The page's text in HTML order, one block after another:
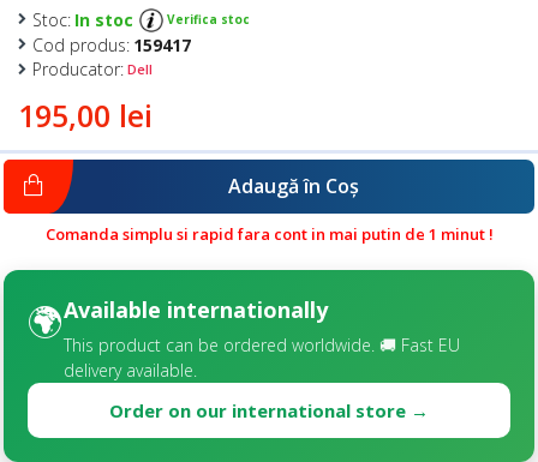
195,00 lei
Stoc: In stoc Verifica stoc
Cod produs: 159417
Producator: Dell
Adaugă în Coş
Comanda simplu si rapid fara cont in mai putin de 1 minut !
🌍Available internationally
This product can be ordered worldwide. 🚚 Fast EU
delivery available.
Order on our international store →